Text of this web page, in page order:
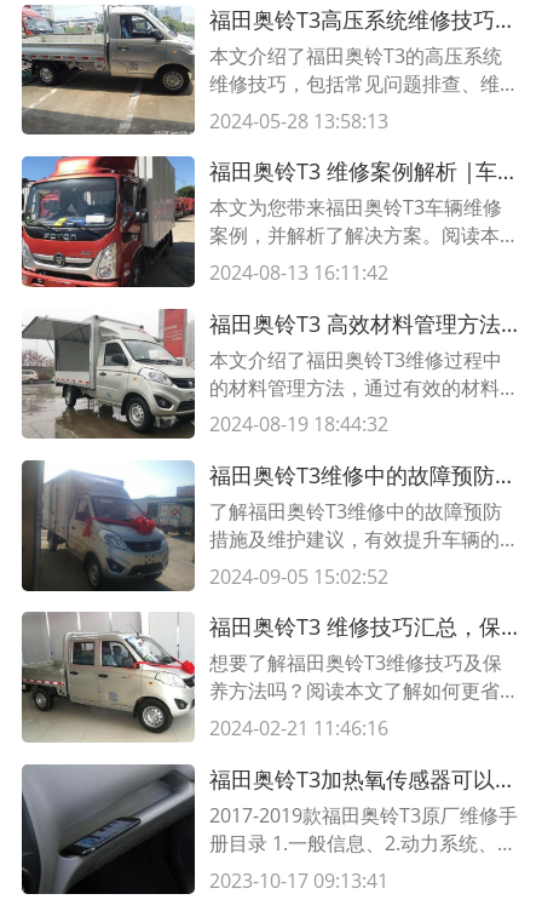
福田奥铃T3高压系统维修技巧，确保安全可靠
本文介绍了福田奥铃T3的高压系统
维修技巧，包括常见问题排查、维修
步骤和安全注意事项，以确保维修过
系统维修技巧，守护行车安全。
2024-05-28 13:58:13
福田奥铃T3 维修案例解析 |车辆故障解决方案
本文为您带来福田奥铃T3车辆维修
案例，并解析了解决方案。阅读本
文，了解维修技巧和注意事项，解决
2024-08-13 16:11:42
福田奥铃T3 高效材料管理方法提升维修效率
本文介绍了福田奥铃T3维修过程中
的材料管理方法，通过有效的材料管
理提升维修效率，包括材料备货、标
员更加高效地完成维修任务。
2024-08-19 18:44:32
福田奥铃T3维修中的故障预防措施及维护建议
了解福田奥铃T3维修中的故障预防
措施及维护建议，有效提升车辆的可
靠性和使用寿命。防患于未然，享受
2024-09-05 15:02:52
福田奥铃T3 维修技巧汇总，保养更省心
想要了解福田奥铃T3维修技巧及保
养方法吗？阅读本文了解如何更省心
地维护您的车辆，同时找到适合的维
2024-02-21 11:46:16
福田奥铃T3加热氧传感器可以清洗吗?氧传感器要用清洗液泡多久
2017-2019款福田奥铃T3原厂维修手
册目录 1.一般信息、2.动力系统、3.
传动系统、4.底盘系统、5.车身装
2023-10-17 09:13:41